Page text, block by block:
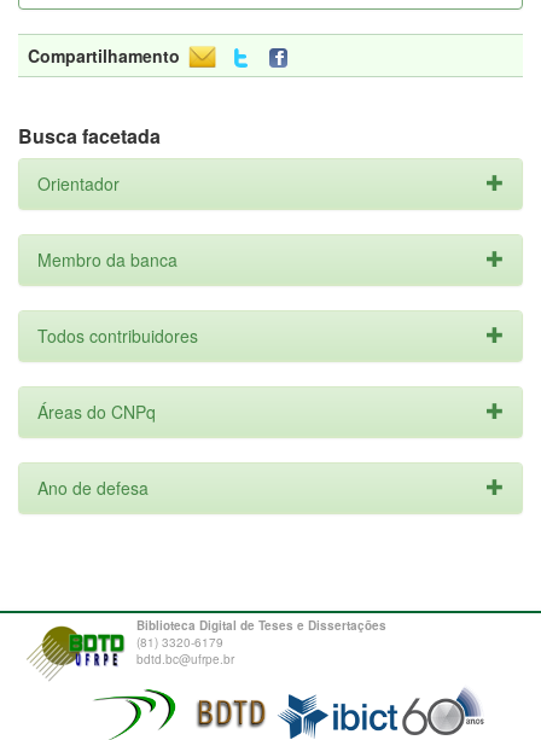
Compartilhamento
Busca facetada
Orientador
Membro da banca
Todos contribuidores
Áreas do CNPq
Ano de defesa
Biblioteca Digital de Teses e Dissertações
(81) 3320-6179
bdtd.bc@ufrpe.br